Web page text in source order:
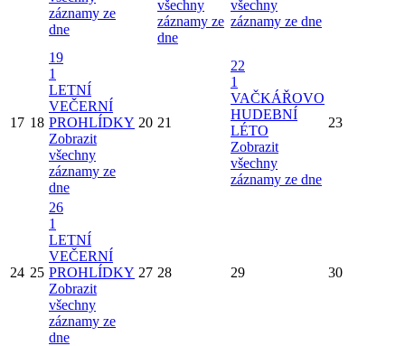
záznamy ze
dne
všechny
záznamy ze
dne
všechny
záznamy ze dne
17 18
19
1
LETNÍ
VEČERNÍ
PROHLÍDKY
Zobrazit
všechny
záznamy ze
dne
20 21
22
1
VAČKÁŘOVO
HUDEBNÍ
LÉTO
Zobrazit
všechny
záznamy ze dne
23
24 25
26
1
LETNÍ
VEČERNÍ
PROHLÍDKY
Zobrazit
všechny
záznamy ze
dne
27 28 29 30